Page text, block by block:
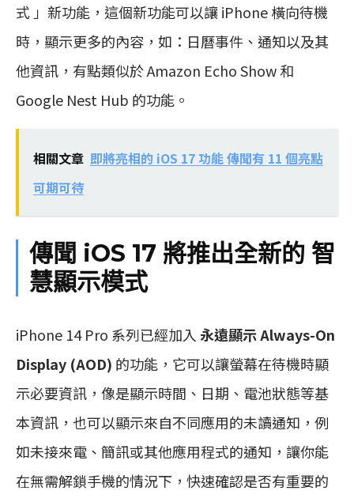
式 」新功能，這個新功能可以讓 iPhone 橫向待機
時，顯示更多的內容，如：日曆事件、通知以及其
他資訊，有點類似於 Amazon Echo Show 和
Google Nest Hub 的功能。
相關文章 即將亮相的 iOS 17 功能 傳聞有 11 個亮點
可期可待
傳聞 iOS 17 將推出全新的 智
慧顯示模式
iPhone 14 Pro 系列已經加入 永遠顯示 Always-On
Display (AOD) 的功能，它可以讓螢幕在待機時顯
示必要資訊，像是顯示時間、日期、電池狀態等基
本資訊，也可以顯示來自不同應用的未讀通知，例
如未接來電、簡訊或其他應用程式的通知，讓你能
在無需解鎖手機的情況下，快速確認是否有重要的